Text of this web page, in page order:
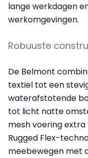
lange werkdagen
werkomgevingen.
Robuuste
De Belmont
textiel tot een
waterafstotende
tot licht natte
mesh voering
Rugged Flex-
meebewegen met